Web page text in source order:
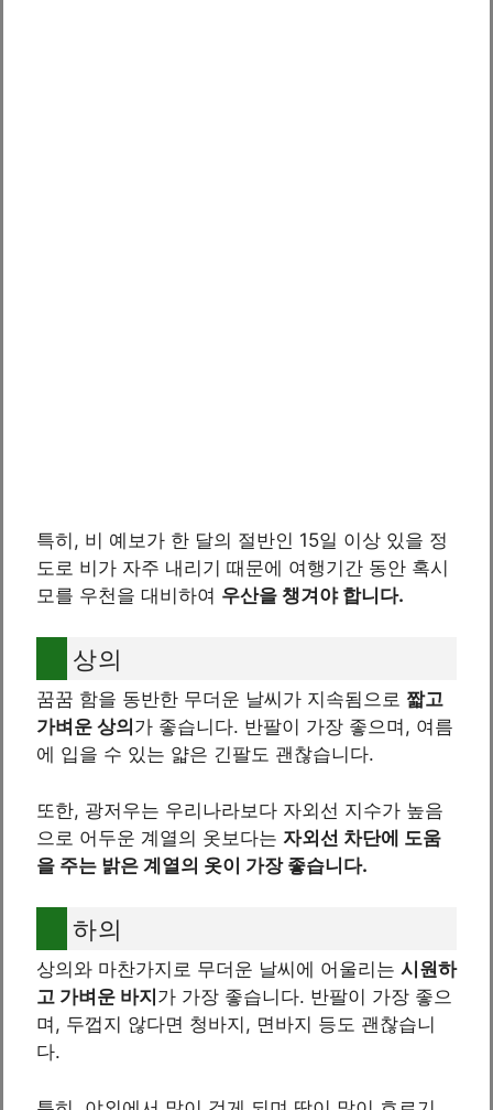
특히, 비 예보가 한 달의 절반인 15일 이상 있을 정
도로 비가 자주 내리기 때문에 여행기간 동안 혹시
모를 우천을 대비하여 우산을 챙겨야 합니다.
상의
꿈꿈 함을 동반한 무더운 날씨가 지속됨으로 짧고
가벼운 상의 가 좋습니다. 반팔이 가장 좋으며, 여름
에 입을 수 있는 얇은 긴팔도 괜찮습니다.
또한, 광저우는 우리나라보다 자외선 지수가 높음
으로 어두운 계열의 옷보다는 자외선 차단에 도움
을 주는 밝은 계열의 옷이 가장 좋습니다.
하의
상의와 마찬가지로 무더운 날씨에 어울리는 시원하
고 가벼운 바지 가 가장 좋습니다. 반팔이 가장 좋으
며, 두껍지 않다면 청바지, 면바지 등도 괜찮습니
다.